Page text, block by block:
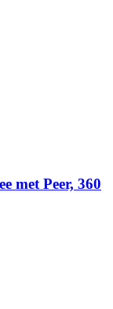
met Peer, 360